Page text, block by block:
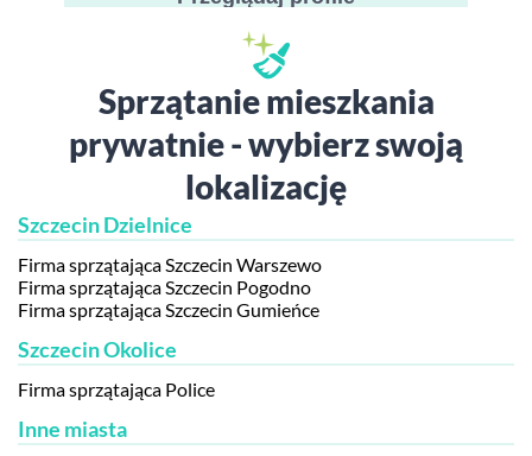
Sprzątanie mieszkania
prywatnie - wybierz swoją
lokalizację
Szczecin Dzielnice
Firma sprzątająca Szczecin Warszewo
Firma sprzątająca Szczecin Pogodno
Firma sprzątająca Szczecin Gumieńce
Szczecin Okolice
Firma sprzątająca Police
Inne miasta